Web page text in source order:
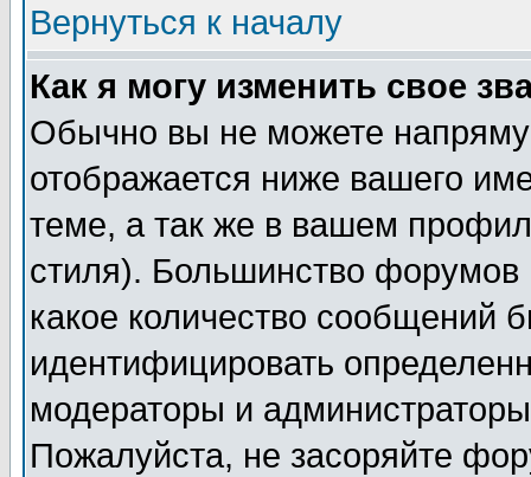
Вернуться к началу
Как я могу изменить свое
Обычно вы не можете
отображается ниже вашего
теме, а так же в вашем
стиля). Большинство форумов
какое количество сообщений
идентифицировать
модераторы и
Пожалуйста, не засоряйте